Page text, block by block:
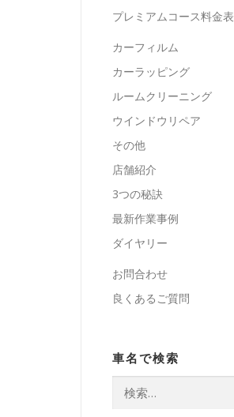
プレミアムコース料金表
カーフィルム
カーラッピング
ルームクリーニング
ウインドウリペア
その他
店舗紹介
3つの秘訣
最新作業事例
ダイヤリー
お問合わせ
良くあるご質問
車名で検索